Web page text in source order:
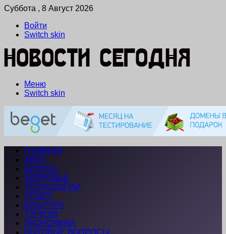
Суббота , 8 Август 2026
Войти
Switch skin
Меню
Switch skin
ГЛАВНАЯ
АВТО
БИЗНЕС
ЗДОРОВЬЕ
ТЕХНОЛОГИИ
СПОРТ
КУЛЬТУРА
ТУРИЗМ
ЭКОНОМИКА
БЫТОВЫЕ ВОПРОСЫ